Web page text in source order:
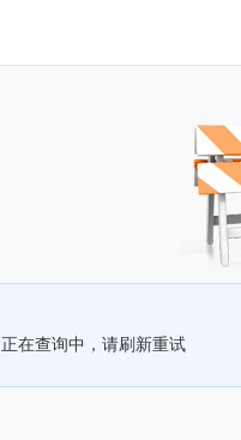
正在查询中，请刷新重试